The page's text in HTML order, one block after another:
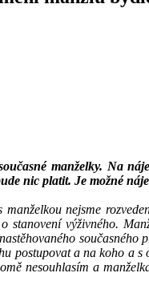
manželky. Na
nic platit. Je možné
nejsme
výživného.
postupovat a na koho a
nesouhlasím a